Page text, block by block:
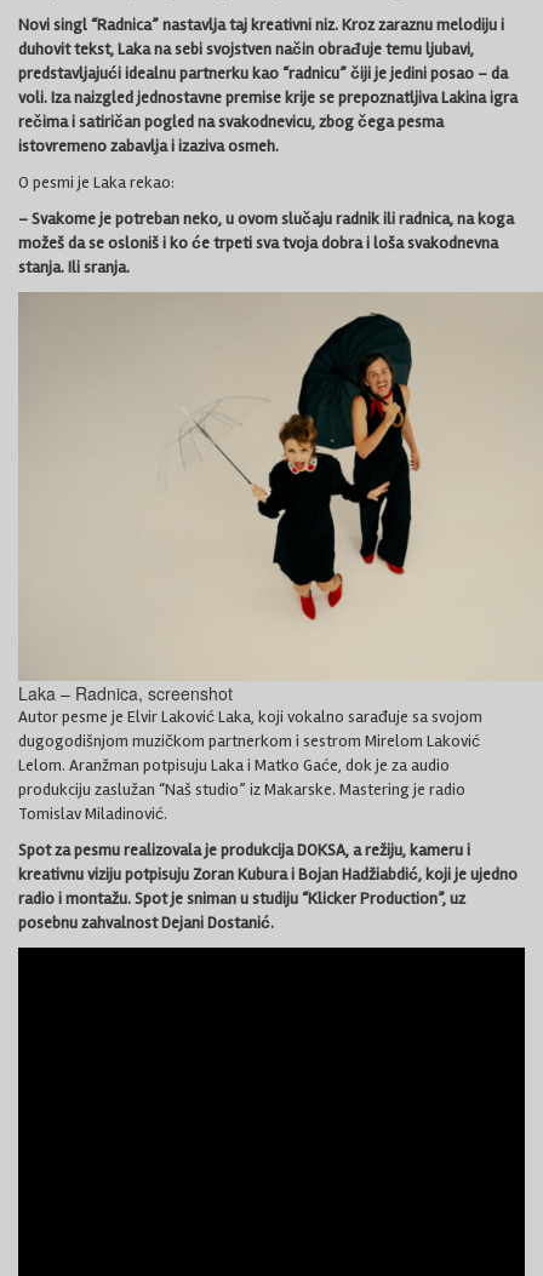
Novi singl “Radnica” nastavlja taj kreativni niz. Kroz zaraznu melodiju i
duhovit tekst, Laka na sebi svojstven način obrađuje temu ljubavi,
predstavljajući idealnu partnerku kao “radnicu” čiji je jedini posao – da
voli. Iza naizgled jednostavne premise krije se prepoznatljiva Lakina igra
rečima i satiričan pogled na svakodnevicu, zbog čega pesma
istovremeno zabavlja i izaziva osmeh.
O pesmi je Laka rekao:
– Svakome je potreban neko, u ovom slučaju radnik ili radnica, na koga
možeš da se osloniš i ko će trpeti sva tvoja dobra i loša svakodnevna
stanja. Ili sranja.
Laka – Radnica, screenshot
Autor pesme je Elvir Laković Laka, koji vokalno sarađuje sa svojom
dugogodišnjom muzičkom partnerkom i sestrom Mirelom Laković
Lelom. Aranžman potpisuju Laka i Matko Gaće, dok je za audio
produkciju zaslužan “Naš studio” iz Makarske. Mastering je radio
Tomislav Miladinović.
Spot za pesmu realizovala je produkcija DOKSA, a režiju, kameru i
kreativnu viziju potpisuju Zoran Kubura i Bojan Hadžiabdić, koji je ujedno
radio i montažu. Spot je sniman u studiju “Klicker Production”, uz
posebnu zahvalnost Dejani Dostanić.